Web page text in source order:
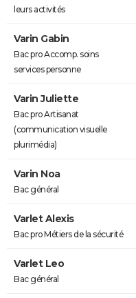
leurs activités
Varin Gabin
Bac pro Accomp. soins
services personne
Varin Juliette
Bac pro Artisanat
(communication visuelle
plurimédia)
Varin Noa
Bac général
Varlet Alexis
Bac pro Métiers de la sécurité
Varlet Leo
Bac général